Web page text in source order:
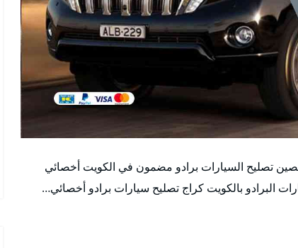
تصليح السيارات برادو مضمون في الكويت أخصائي
البرادو بالكويت كراج تصليح سيارات برادو أخصائي…